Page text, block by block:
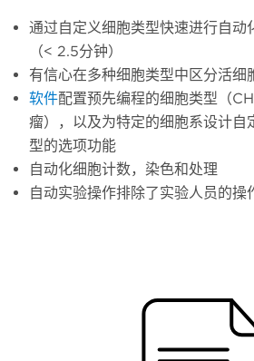
通过自定义细胞类型快速进行自动
（< 2.5分钟）
有信心在多种细胞类型中区分活细
软件配置预先编程的细胞类型（
瘤），以及为特定的细胞系设计自
型的选项功能
自动化细胞计数，染色和处理
自动实验操作排除了实验人员的操